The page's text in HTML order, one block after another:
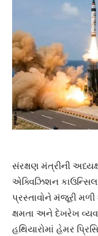
સંરક્ષણ મંત્રીની
એક્વિઝિશન કાઉન્સિલ
પ્રસ્તાવોને મંજૂરી
ક્ષમતા અને દેખરેખ
હથિયારોમાં હેમર